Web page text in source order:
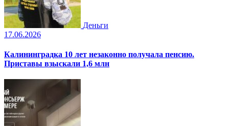
Деньги
17.06.2026
Калининградка 10 лет незаконно получала пенсию.
Приставы взыскали 1,6 млн